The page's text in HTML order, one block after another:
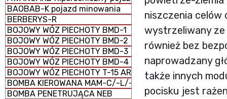
BAOBAB-K pojazd minowania
BERBERYS-R
BOJOWY WÓZ PIECHOTY BMD-1
BOJOWY WÓZ PIECHOTY BMD-2
BOJOWY WÓZ PIECHOTY BMD-3
BOJOWY WÓZ PIECHOTY BMD-4
BOJOWY WÓZ PIECHOTY T-15 ARMATA (CIĘŻKI)
BOMBA KIEROWANA MAM-C/-L/-T
BOMBA PENETRUJĄCA NEB
niszczenia celów
wystrzeliwany
również bez
naprowadzany
także innych
pocisku jest